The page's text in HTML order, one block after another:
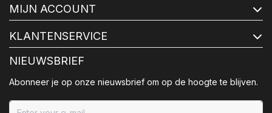
MIJN ACCOUNT
KLANTENSERVICE
NIEUWSBRIEF
Abonneer je op onze nieuwsbrief om op de hoogte te blijven.